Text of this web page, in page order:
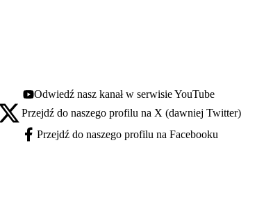
Youtube - otwiera się w nowej karcie
Odwiedź nasz kanał w serwisie YouTube
X - otwiera się w nowej karcie
Przejdź do naszego profilu na X (dawniej Twitter)
Facebook - otwiera się w nowej karcie
Przejdź do naszego profilu na Facebooku